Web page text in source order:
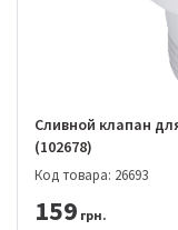
Сливной клапан
(102678)
Код товара: 26693
159 грн.